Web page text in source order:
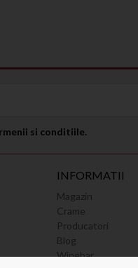
si conditiile.
INFORMATII
Magazin
Crame
Producatori
Blog
Winebar